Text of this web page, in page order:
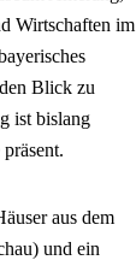
Wirtschaften im
Blick zu
ist bislang
aus dem
und ein